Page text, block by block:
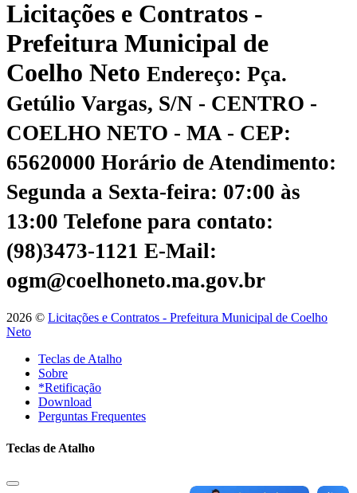
Licitações e Contratos -
Prefeitura Municipal de
Coelho Neto Endereço: Pça.
Getúlio Vargas, S/N - CENTRO -
COELHO NETO - MA - CEP:
65620000 Horário de Atendimento:
Segunda a Sexta-feira: 07:00 às
13:00 Telefone para contato:
(98)3473-1121 E-Mail:
ogm@coelhoneto.ma.gov.br
2026 © Licitações e Contratos - Prefeitura Municipal de Coelho
Neto
Teclas de Atalho
Sobre
*Retificação
Download
Perguntas Frequentes
Teclas de Atalho